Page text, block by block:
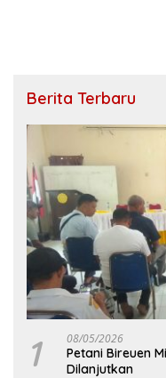
Berita Terbaru
1 08/05/2026
Petani Bireuen
Dilanjutkan